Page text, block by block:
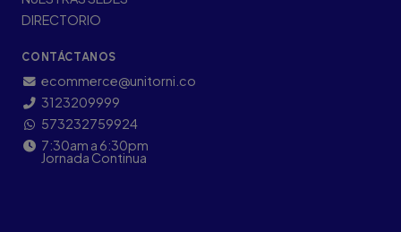
DIRECTORIO
CONTÁCTANOS
ecommerce@unitorni.co
3123209999
573232759924
7:30am a 6:30pm
Jornada Continua